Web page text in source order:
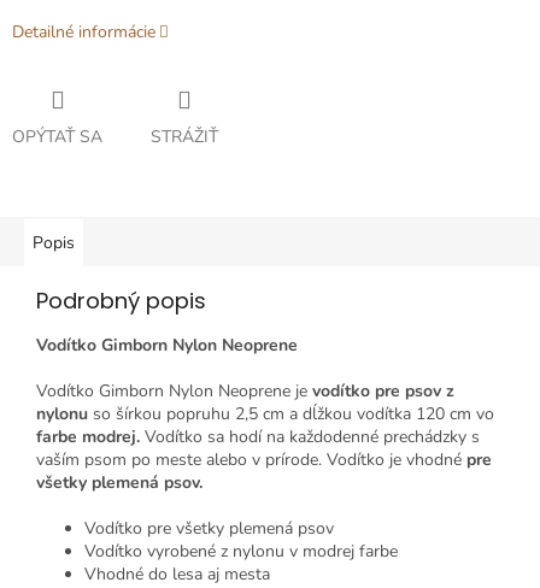
Detailné informácie
OPÝTAŤ SA STRÁŽIŤ
Popis
Podrobný popis
Vodítko Gimborn Nylon Neoprene
Vodítko Gimborn Nylon Neoprene je vodítko pre psov z
nylonu so šírkou popruhu 2,5 cm a dĺžkou vodítka 120 cm vo
farbe modrej. Vodítko sa hodí na každodenné prechádzky s
vaším psom po meste alebo v prírode. Vodítko je vhodné pre
všetky plemená psov.
Vodítko pre všetky plemená psov
Vodítko vyrobené z nylonu v modrej farbe
Vhodné do lesa aj mesta